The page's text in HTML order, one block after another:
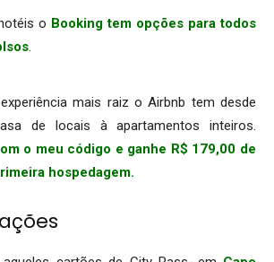
o Booking tem opções para todos
mais raiz o Airbnb tem desde
de locais à apartamentos inteiros.
o meu código e ganhe R$ 179,00 de
hospedagem.